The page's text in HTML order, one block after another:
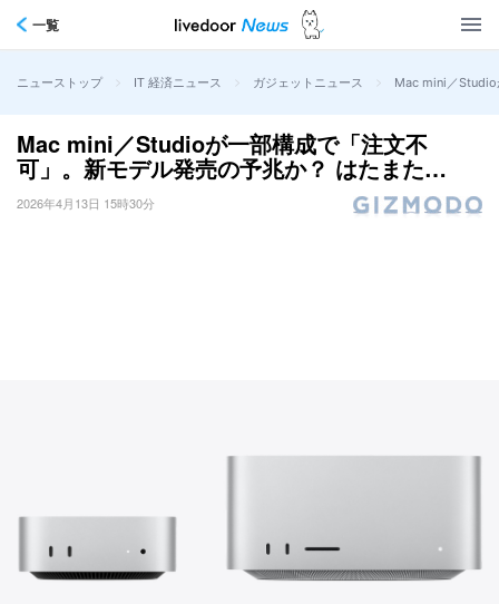
一覧
ニューストップ > IT 経済ニュース > ガジェットニュース > Mac mini／Studio
Mac mini／Studioが一部構成で「注文不
可」。新モデル発売の予兆か？ はたまた…
2026年4月13日 15時30分